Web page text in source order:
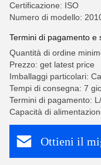
Certificazione: ISO
Numero di modello:
Termini di pagamento e
Quantità di ordine
Prezzo: get latest price
Imballaggi particolari:
Tempi di consegna: 7
Termini di pagamento:
Capacità di
Ottieni il